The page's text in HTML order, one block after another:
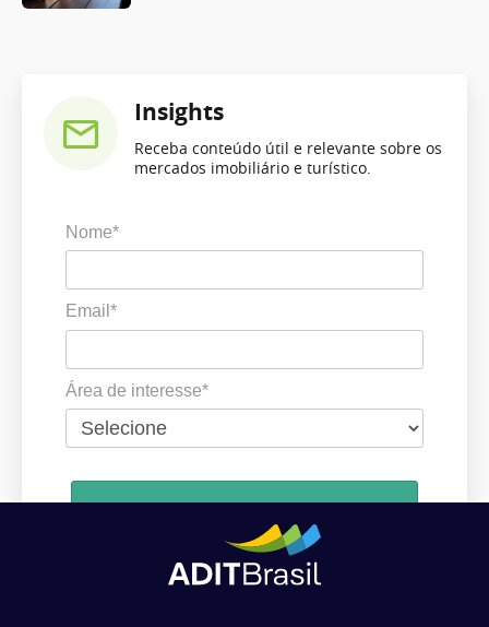
Insights
Receba conteúdo útil e relevante sobre os
mercados imobiliário e turístico.
Nome*
Email*
Área de interesse*
Ao se cadastrar, você concorda em receber comunicações da ADIT